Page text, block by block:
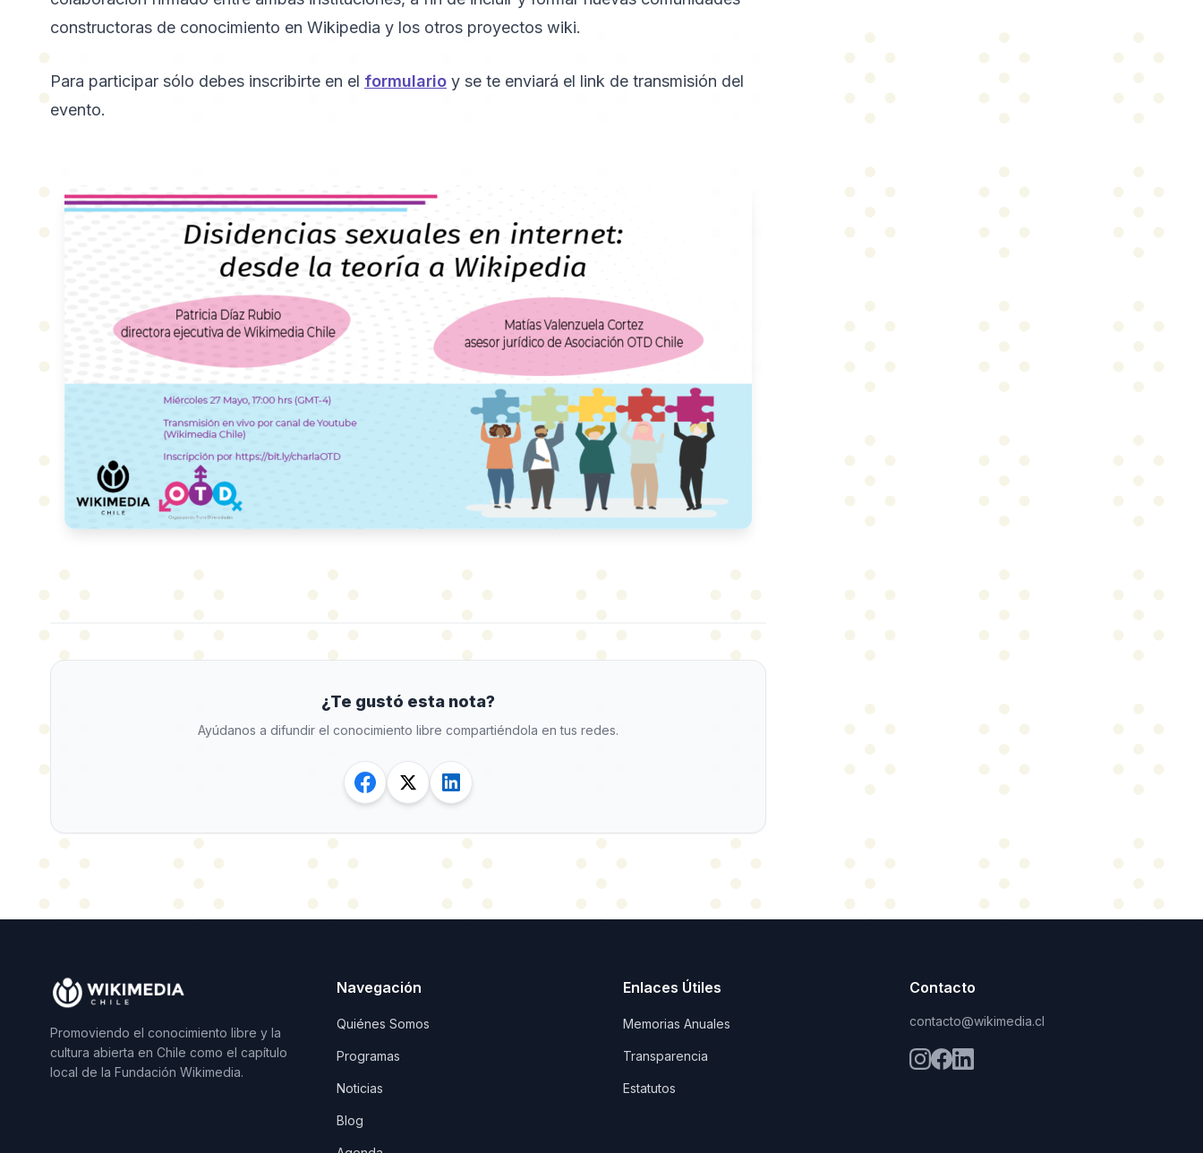
constructoras de conocimiento en Wikipedia y los otros proyectos wiki.
Para participar sólo debes inscribirte en el formulario y se te enviará el link de transmisión del
evento.
¿Te gustó esta nota?
Ayúdanos a difundir el conocimiento libre compartiéndola en tus redes.
Promoviendo el conocimiento libre y la
cultura abierta en Chile como el capítulo
local de la Fundación Wikimedia.
Navegación
Quiénes Somos
Programas
Noticias
Blog
Enlaces Útiles
Memorias Anuales
Transparencia
Estatutos
Contacto
contacto@wikimedia.cl